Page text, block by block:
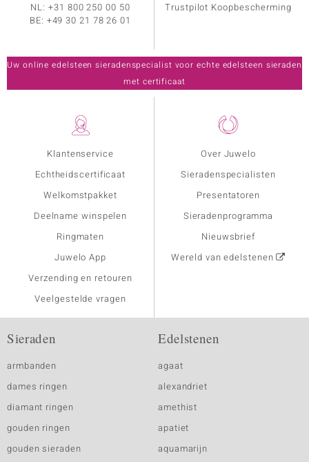
Klantenservice
Echtheidscertificaat
Welkomstpakket
Deelname winspelen
Ringmaten
Juwelo App
Verzending en retouren
Veelgestelde vragen
Over Juwelo
Sieradenspecialisten
Presentatoren
Sieradenprogramma
Nieuwsbrief
Wereld van edelstenen
NL:+31 800 250 00 50
BE: +49 30 21 78 26 01
Trustpilot Koopbescherming
Uw online edelsteen sieradenspecialist voor echte edelsteen sieraden
met certificaat
Sieraden
armbanden
dames ringen
diamant ringen
gouden ringen
gouden sieraden
Edelstenen
agaat
alexandriet
amethist
apatiet
aquamarijn